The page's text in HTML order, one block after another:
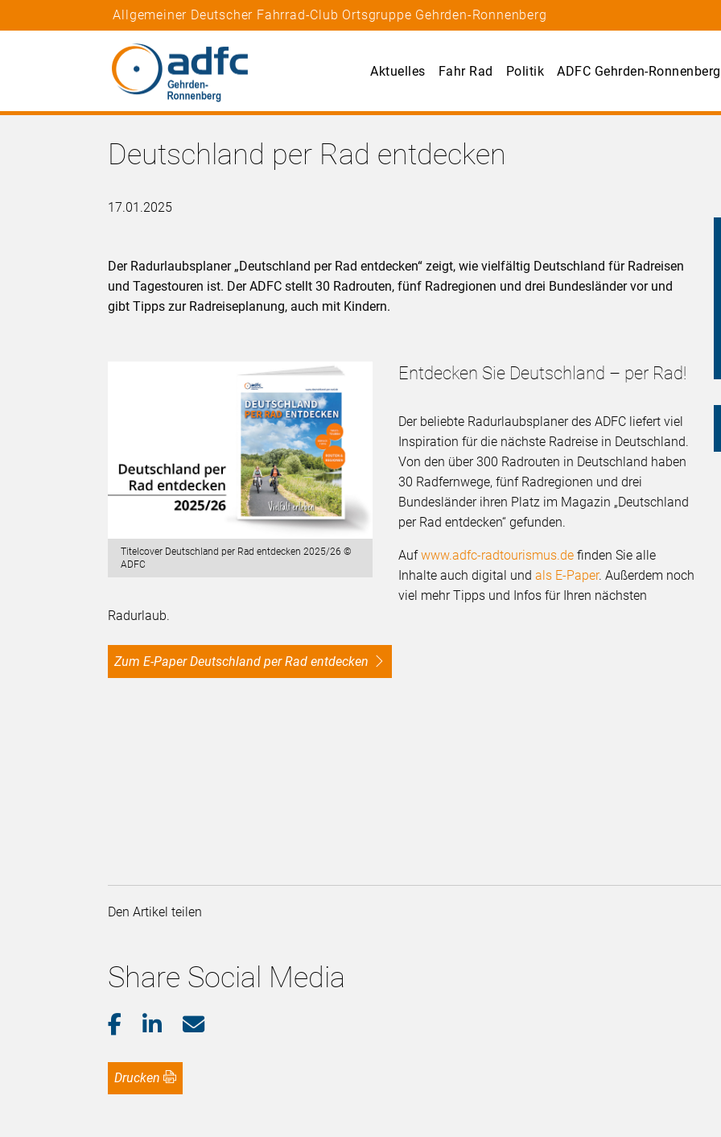
Allgemeiner Deutscher Fahrrad-Club Ortsgruppe Gehrden-Ronnenberg
Aktuelles Fahr Rad Politik ADFC Gehrden-Ronnenberg
Deutschland per Rad entdecken
17.01.2025
Der Radurlaubsplaner „Deutschland per Rad entdecken“ zeigt, wie vielfältig Deutschland für Radreisen
und Tagestouren ist. Der ADFC stellt 30 Radrouten, fünf Radregionen und drei Bundesländer vor und
gibt Tipps zur Radreiseplanung, auch mit Kindern.
Titelcover Deutschland per Rad entdecken 2025/26 ©
ADFC
Entdecken Sie Deutschland – per Rad!
Der beliebte Radurlaubsplaner des ADFC liefert viel
Inspiration für die nächste Radreise in Deutschland.
Von den über 300 Radrouten in Deutschland haben
30 Radfernwege, fünf Radregionen und drei
Bundesländer ihren Platz im Magazin „Deutschland
per Rad entdecken“ gefunden.
Aufwww.adfc-radtourismus.de finden Sie alle
Inhalte auch digital undals E-Paper. Außerdem noch
viel mehr Tipps und Infos für Ihren nächsten
Radurlaub.
Zum E-Paper Deutschland per Rad entdecken
Den Artikel teilen
Share Social Media
Drucken